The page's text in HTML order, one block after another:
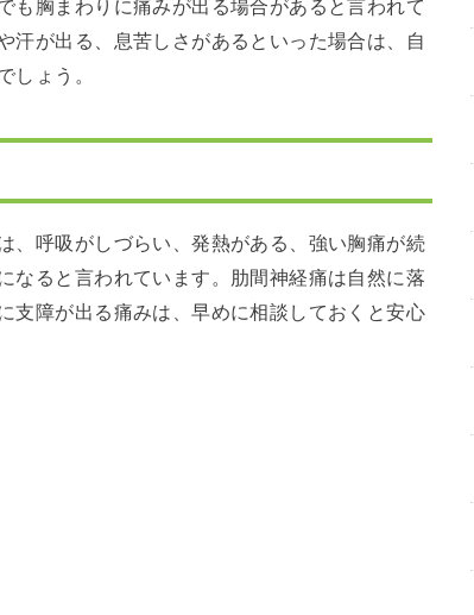
も胸まわりに痛みが出る場合があると言われて
汗が出る、息苦しさがあるといった場合は、自
しょう。
、呼吸がしづらい、発熱がある、強い胸痛が続
なると言われています。肋間神経痛は自然に落
支障が出る痛みは、早めに相談しておくと安心